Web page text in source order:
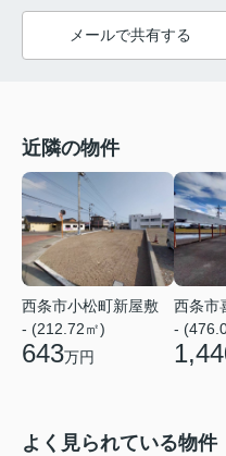
メールで共有する
近隣の物件
西条市小松町新屋敷
- (212.72㎡)
643万円
西条市
-
よく見られている物件